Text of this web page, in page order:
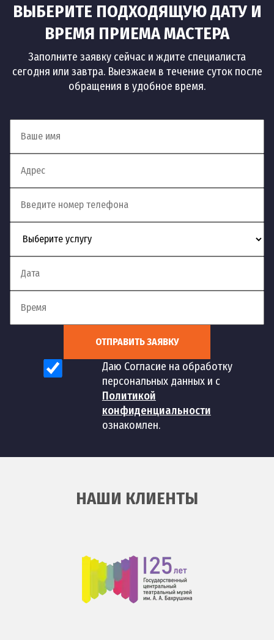
ВЫБЕРИТЕ ПОДХОДЯЩУЮ ДАТУ И
ВРЕМЯ ПРИЕМА МАСТЕРА
Заполните заявку сейчас и ждите специалиста
сегодня или завтра. Выезжаем в течение суток после
обращения в удобное время.
ОТПРАВИТЬ ЗАЯВКУ
Даю Согласие на обработку
персональных данных и с
Политикой
конфиденциальности
ознакомлен.
НАШИ КЛИЕНТЫ